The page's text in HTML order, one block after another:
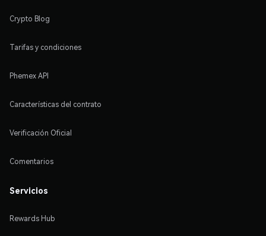
Crypto Blog
Tarifas y condiciones
Phemex API
Características del contrato
Verificación Oficial
Comentarios
Servicios
Rewards Hub